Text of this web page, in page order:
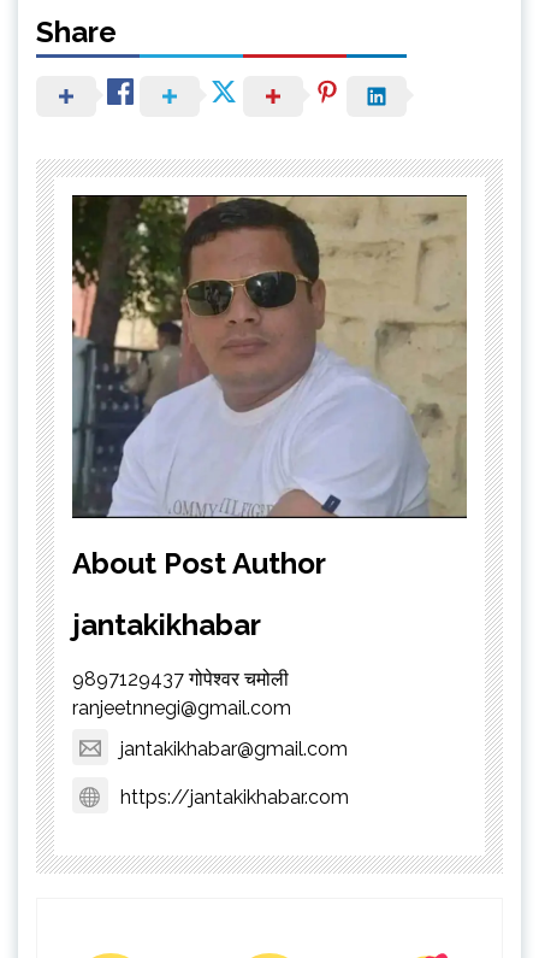
Share
About Post Author
jantakikhabar
9897129437 गोपेश्वर चमोली
ranjeetnnegi@gmail.com
jantakikhabar@gmail.com
https://jantakikhabar.com